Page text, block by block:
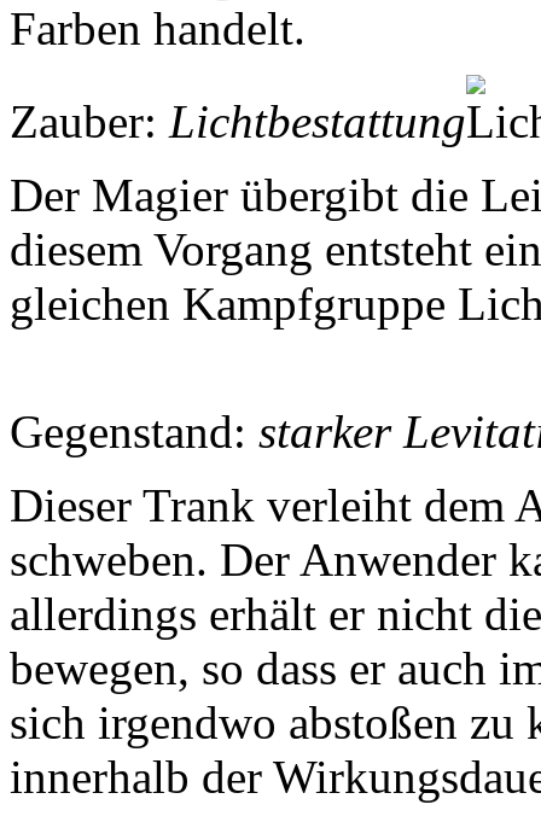
Farben handelt.
Zauber: Lichtbestattung
Der Magier übergibt die
diesem Vorgang entsteht
gleichen Kampfgruppe
Gegenstand: starker
Dieser Trank verleiht dem
schweben. Der Anwender
allerdings erhält er nicht
bewegen, so dass er auch
sich irgendwo abstoßen
innerhalb der